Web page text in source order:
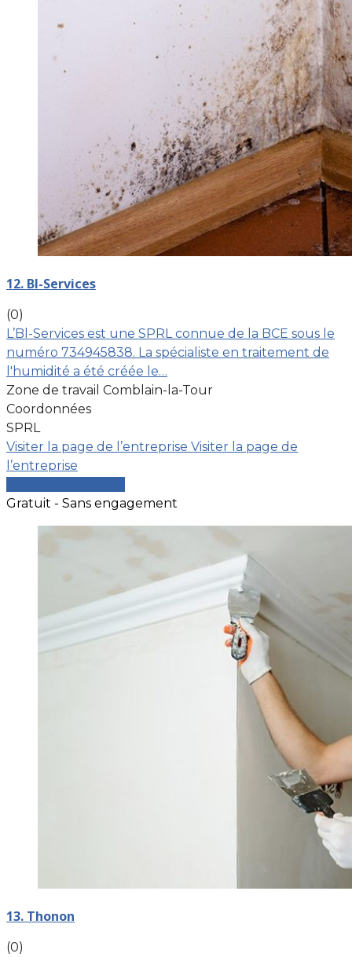
12. Bl-Services
(0)
L’Bl-Services est une SPRL connue de la BCE sous le
numéro 734945838. La spécialiste en traitement de
l'humidité a été créée le…
Zone de travail Comblain-la-Tour
Coordonnées
SPRL
Visiter la page de l’entreprise Visiter la page de
l’entreprise
Gratuit - Sans engagement
13. Thonon
(0)